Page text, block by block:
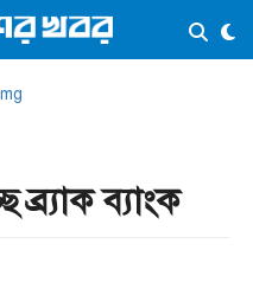
×
ব্যাংক